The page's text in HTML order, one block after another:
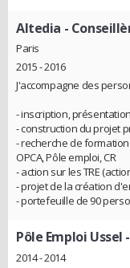
Altedia -
Paris
2015 - 2016
J'accompagne des
- inscription,
- construction du projet
- recherche de
OPCA, Pôle emploi, CR
- action sur les TRE
- projet de la création
- portefeuille de 90
Pôle Emploi Ussel
2014 - 2014